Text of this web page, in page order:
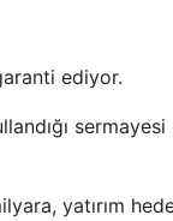
ediyor.
yatırım